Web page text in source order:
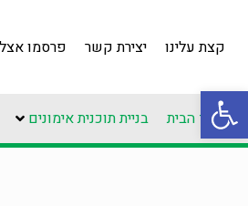
פתח סרגל נגישות
קצת עלינו יצירת קשר פרסמו
עמוד הבית בניית תוכנית אימונים